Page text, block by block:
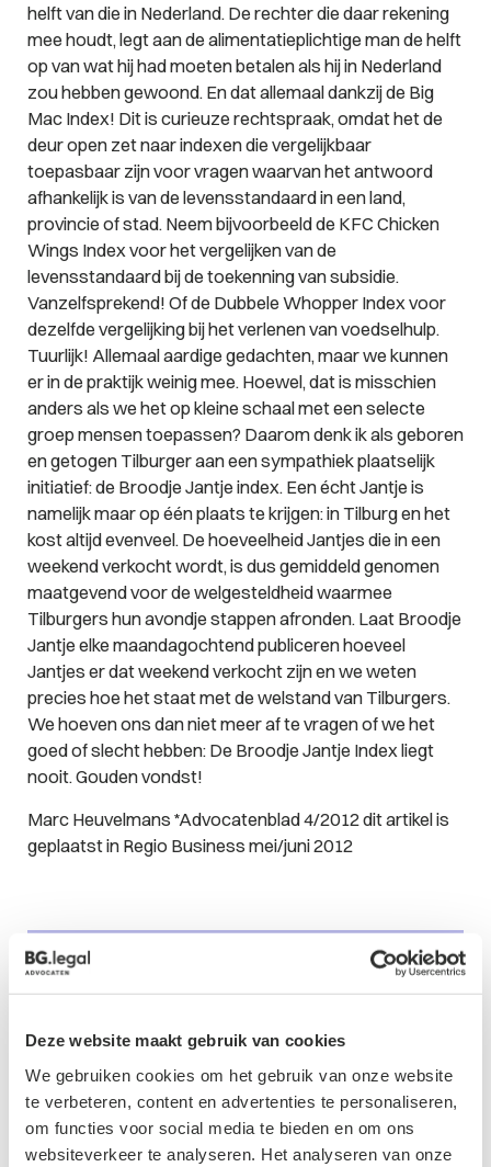
Deze website maakt gebruik van cookies
We gebruiken cookies om het gebruik van onze website
te verbeteren, content en advertenties te personaliseren,
om functies voor social media te bieden en om ons
websiteverkeer te analyseren. Het analyseren van onze
helft van die in Nederland. De rechter die daar rekening
mee houdt, legt aan de alimentatieplichtige man de helft
op van wat hij had moeten betalen als hij in Nederland
zou hebben gewoond. En dat allemaal dankzij de Big
Mac Index! Dit is curieuze rechtspraak, omdat het de
deur open zet naar indexen die vergelijkbaar
toepasbaar zijn voor vragen waarvan het antwoord
afhankelijk is van de levensstandaard in een land,
provincie of stad. Neem bijvoorbeeld de KFC Chicken
Wings Index voor het vergelijken van de
levensstandaard bij de toekenning van subsidie.
Vanzelfsprekend! Of de Dubbele Whopper Index voor
dezelfde vergelijking bij het verlenen van voedselhulp.
Tuurlijk! Allemaal aardige gedachten, maar we kunnen
er in de praktijk weinig mee. Hoewel, dat is misschien
anders als we het op kleine schaal met een selecte
groep mensen toepassen? Daarom denk ik als geboren
en getogen Tilburger aan een sympathiek plaatselijk
initiatief: de Broodje Jantje index. Een écht Jantje is
namelijk maar op één plaats te krijgen: in Tilburg en het
kost altijd evenveel. De hoeveelheid Jantjes die in een
weekend verkocht wordt, is dus gemiddeld genomen
maatgevend voor de welgesteldheid waarmee
Tilburgers hun avondje stappen afronden. Laat Broodje
Jantje elke maandagochtend publiceren hoeveel
Jantjes er dat weekend verkocht zijn en we weten
precies hoe het staat met de welstand van Tilburgers.
We hoeven ons dan niet meer af te vragen of we het
goed of slecht hebben: De Broodje Jantje Index liegt
nooit. Gouden vondst!
Marc Heuvelmans *Advocatenblad 4/2012 dit artikel is
geplaatst in Regio Business mei/juni 2012
Contactformulier